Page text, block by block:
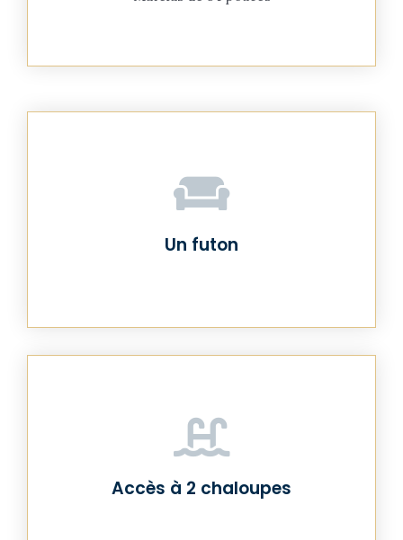
Un futon
Accès à 2 chaloupes